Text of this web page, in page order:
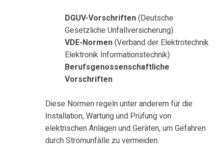
DGUV-Vorschriften(Deutsche
Gesetzliche Unfallversicherung)
VDE-Normen(Verband der Elektrotechnik
Elektronik Informationstechnik)
Berufsgenossenschaftliche
Vorschriften
Diese Normen regeln unter anderem für die
Installation, Wartung und Prüfung von
elektrischen Anlagen und Geräten, um Gefahren
durch Stromunfälle zu vermeiden.